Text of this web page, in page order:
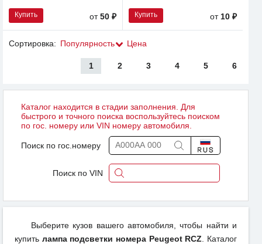
Купить от50 ₽ Купить от 10 ₽
Сортировка: Популярность Цена
1 2 3 4 5 6
Каталог находится в стадии заполнения. Для
быстрого и точного поиска воспользуйтесь поиском
по гос. номеру или VIN номеру автомобиля.
Поиск по гос.номеру
Поиск по VIN
Выберите кузов вашего автомобиля, чтобы найти и
купить лампа подсветки номера Peugeot RCZ . Каталог